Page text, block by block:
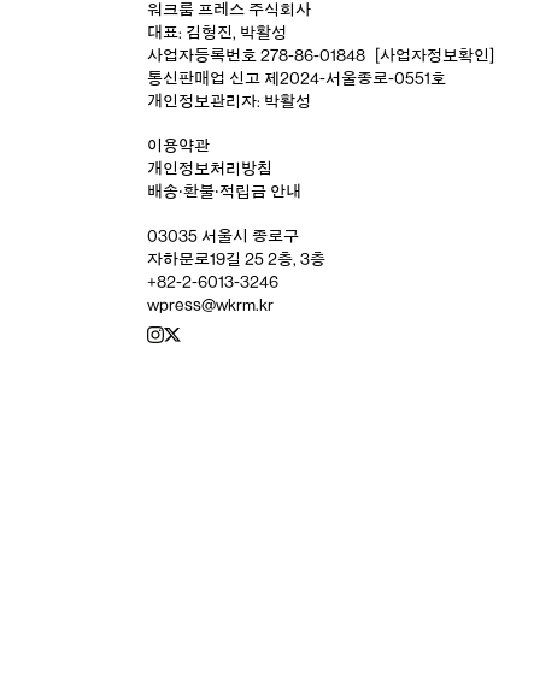
워크룸 프레스 주식회사
대표: 김형진, 박활성
사업자등록번호 278-86-01848
[사업자정보확인]
통신판매업 신고 제2024-서울종로-0551호
개인정보관리자: 박활성
이용약관
개인정보처리방침
배송‧환불‧적립금 안내
03035 서울시 종로구
자하문로19길 25 2층, 3층
+82-2-6013-3246
wpress@wkrm.kr